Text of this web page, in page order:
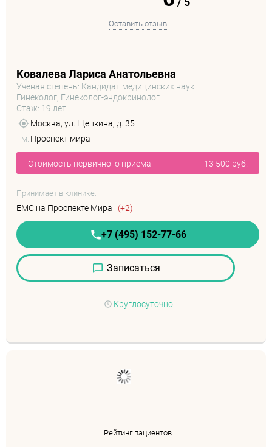
Оставить отзыв
Ковалева Лариса Анатольевна
Ученая степень: Кандидат медицинских наук
Гинеколог, Гинеколог-эндокринолог
Стаж: 19 лет
Москва, ул. Щепкина, д. 35
м. Проспект мира
Стоимость первичного приема 13 500 руб.
Принимает в клинике:
EMC на Проспекте Мира (+2)
+7 (495) 152-77-66
Записаться
Круглосуточно
Рейтинг пациентов